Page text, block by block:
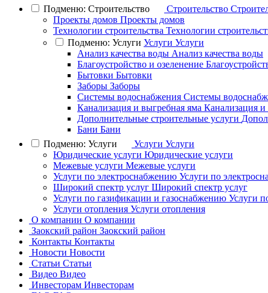
Подменю: Строительство
Строительство
Проекты домов Проекты домов
Технологии строительства Технологии
Подменю: Услуги Услуги Услуги
Анализ качества воды Анализ качества воды
Благоустройство и озеленение
Бытовки Бытовки
Заборы Заборы
Системы водоснабжения Системы
Канализация и выгребная яма Канализация и
Дополнительные строительные услуги
Бани Бани
Подменю: Услуги
Услуги Услуги
Юридические услуги Юридические услуги
Межевые услуги Межевые услуги
Услуги по электроснабжению Услуги по
Широкий спектр услуг Широкий спектр услуг
Услуги по газификации и газоснабжению Услуги
Услуги отопления Услуги отопления
О компании О компании
Заокский район Заокский район
Контакты Контакты
Новости Новости
Статьи Статьи
Видео Видео
Инвесторам Инвесторам